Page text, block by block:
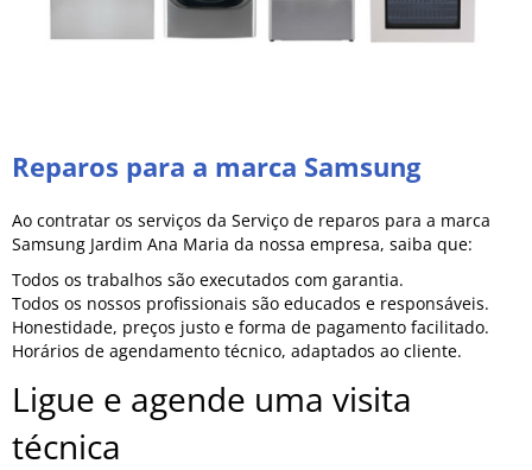
Reparos para a marca Samsung
Ao contratar os serviços da Serviço de reparos para a marca
Samsung Jardim Ana Maria da nossa empresa, saiba que:
Todos os trabalhos são executados com garantia.
Todos os nossos profissionais são educados e responsáveis.
Honestidade, preços justo e forma de pagamento facilitado.
Horários de agendamento técnico, adaptados ao cliente.
Ligue e agende uma visita
técnica